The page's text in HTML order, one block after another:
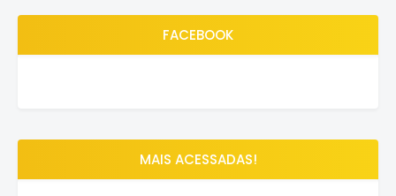
FACEBOOK
MAIS ACESSADAS!